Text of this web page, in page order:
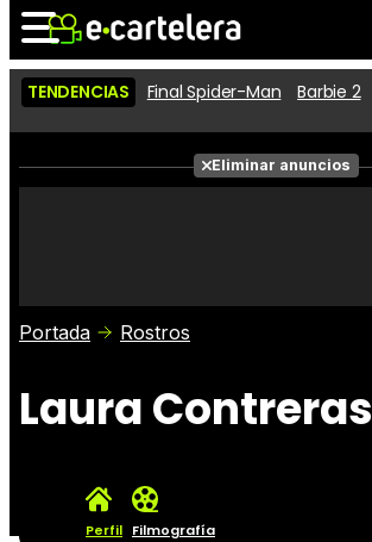
Noticias Cartelera
Críticas
TENDENCIAS Final Spider-Man Barbie 2
Eliminar anuncios
Portada Rostros
Laura Contreras
Perfil Filmografía